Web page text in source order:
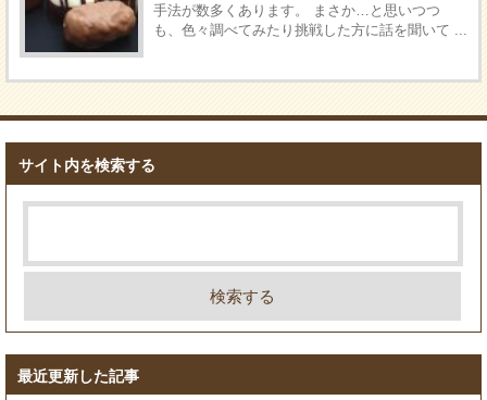
手法が数多くあります。 まさか…と思いつつ
も、色々調べてみたり挑戦した方に話を聞いて ...
サイト内を検索する
最近更新した記事